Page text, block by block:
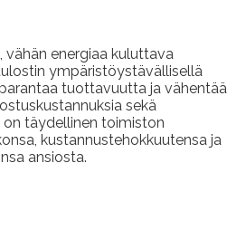
vähän energiaa kuluttava
ympäristöystävällisellä
tuottavuutta ja vähentää
sekä
täydellinen toimiston
kustannustehokkuutensa ja
ansiosta.